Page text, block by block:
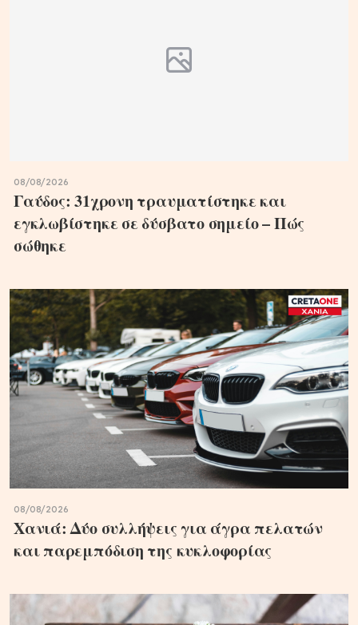
08/08/2026
Γαύδος: 31χρονη τραυματίστηκε και
εγκλωβίστηκε σε δύσβατο σημείο – Πώς
σώθηκε
08/08/2026
Χανιά: Δύο συλλήψεις για άγρα πελατών
και παρεμπόδιση της κυκλοφορίας